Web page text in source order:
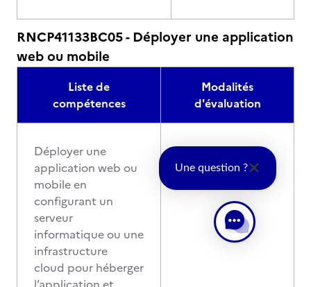
RNCP41133BC05 - Déployer une application
web ou mobile
Liste de
compétences
Modalités
d'évaluation
Déployer une
application web ou
mobile en
configurant un
serveur
informatique ou une
infrastructure
cloud pour héberger
Une question ?